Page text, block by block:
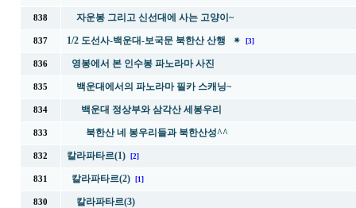
838 자운봉 그리고 신선대에 사는 고양이~
837 1/2 도선사-백운대-보국문 북한산 산행 ✴ [3]
836 영봉에서 본 인수봉 파노라마 사진
835 백운대에서의 파노라마 필카 스캐닝~
834 백운대 정상부와 삼각산 세봉우리
833 북한산 네 봉우리들과 북한산성^^
832 칼라파타르(1) [2]
831 칼라파타르(2) [1]
830 칼라파타르(3)